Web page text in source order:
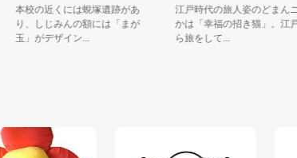
本校の近くには蜆塚遺跡があ
り、しじみんの額には「まが
玉」がデザイン...
江戸時代の旅人姿のど
かは「幸福の招き猫」
ら旅をして...